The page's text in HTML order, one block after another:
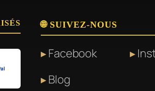
🌐 SUIVEZ-NOUS
Facebook
Blog